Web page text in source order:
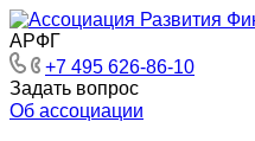
АРФГ
+7 495 626-86-10
Задать вопрос
Об ассоциации